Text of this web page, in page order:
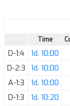
Time
D-1:4 1d. 10:00
D-2:3 1d. 10:00
A-1:3
1d. 10:00
D-1:3
1d. 10:20